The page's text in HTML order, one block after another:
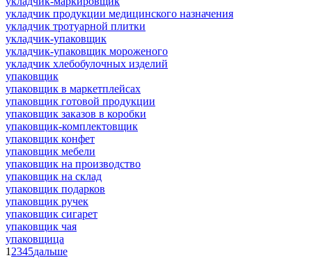
укладчик продукции медицинского назначения
укладчик тротуарной плитки
укладчик-упаковщик
укладчик-упаковщик мороженого
укладчик хлебобулочных изделий
упаковщик
упаковщик в маркетплейсах
упаковщик готовой продукции
упаковщик заказов в коробки
упаковщик-комплектовщик
упаковщик конфет
упаковщик мебели
упаковщик на производство
упаковщик на склад
упаковщик подарков
упаковщик ручек
упаковщик сигарет
упаковщик чая
упаковщица
1 2345дальше